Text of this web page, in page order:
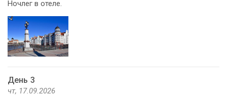
Ночлег в отеле.
День 3
чт, 17.09.2026